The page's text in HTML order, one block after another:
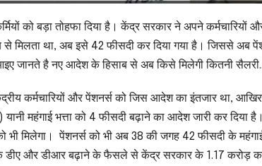
को बड़ा तोहफा दिया है। केंद्र सरकार ने अपने कर्मचारियों
से मिलता था, अब इसे 42 फीसदी कर दिया गया है। जिससे
जानते है नए आदेश के हिसाब से अब किसे मिलेगी कितनी सैलरी..
कर्मचारियों और पेंशनर्स को जिस आदेश का इंतजार था,
महंगाई भत्ता को 4 फीसदी बढ़ाने का आदेश जारी कर दिया है।
भी मिलेगा। पेंशनर्स को भी अब 38 की जगह 42 फीसदी के
डीए और डीआर बढ़ाने के फैसले से केंद्र सरकार के 1.17 करोड़